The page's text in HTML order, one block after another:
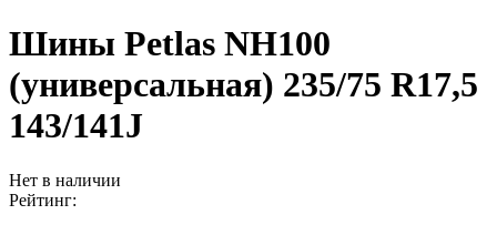
Шины Petlas NH100
(универсальная) 235/75 R17,5
143/141J
Нет в наличии
Рейтинг: